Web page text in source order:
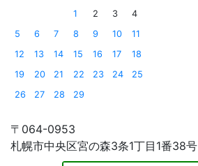
1
2 3
4
5
6 7 8 9 10
11
12
13 14 15 16 17
18
19
20 21 22 23 24
25
26
27 28 29
〒064-0953
札幌市中央区宮の森3条1丁目1番38号